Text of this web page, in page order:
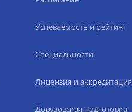
Успеваемость и рейтинг
Специальности
Лицензия и аккредитация
Довузовская подготовка